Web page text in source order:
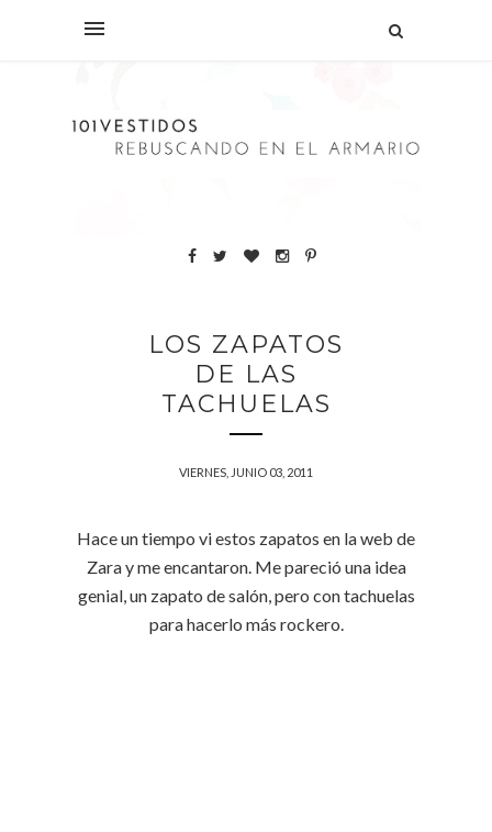
LOS ZAPATOS
DE LAS
TACHUELAS
VIERNES, JUNIO 03, 2011
Hace un tiempo vi estos zapatos en la web de
Zara y me encantaron. Me pareció una idea
genial, un zapato de salón, pero con tachuelas
para hacerlo más rockero.